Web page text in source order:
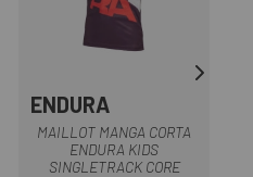
ENDURA
MAILLOT MANGA CORTA
ENDURA KIDS
SINGLETRACK CORE